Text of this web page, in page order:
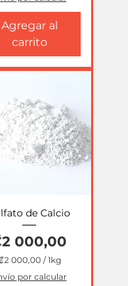
2
5
0
0
,
0
o
r
1
K
l
m
o
s
Agregar al
carrito
de Calcio
Precio
000,00
000,00 /1kg
2
por calcular